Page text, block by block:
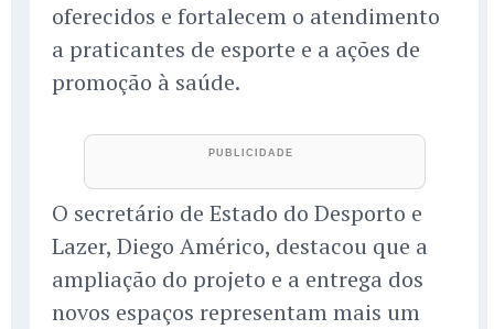
oferecidos e fortalecem o atendimento
a praticantes de esporte e a ações de
promoção à saúde.
O secretário de Estado do Desporto e
Lazer, Diego Américo, destacou que a
ampliação do projeto e a entrega dos
novos espaços representam mais um